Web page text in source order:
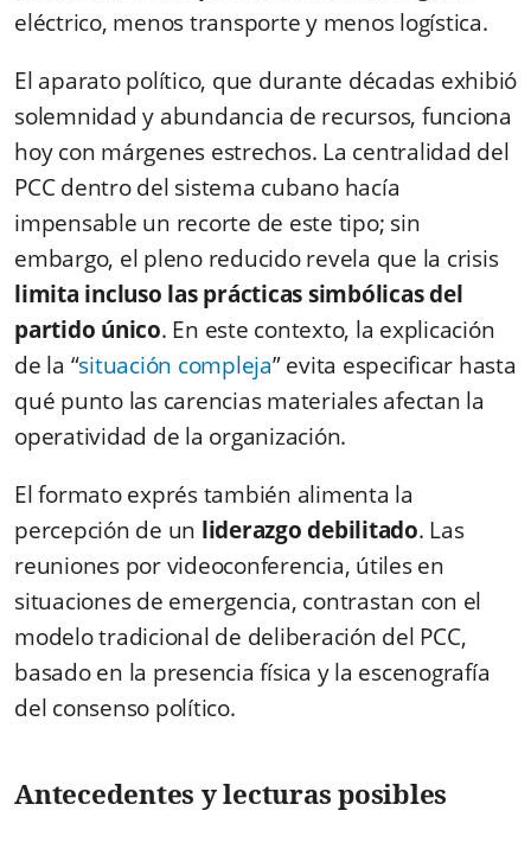
eléctrico, menos transporte y menos logística.
El aparato político, que durante décadas exhibió
solemnidad y abundancia de recursos, funciona
hoy con márgenes estrechos. La centralidad del
PCC dentro del sistema cubano hacía
impensable un recorte de este tipo; sin
embargo, el pleno reducido revela que la crisis
limita incluso las prácticas simbólicas del
partido único. En este contexto, la explicación
de la “situación compleja” evita especificar hasta
qué punto las carencias materiales afectan la
operatividad de la organización.
El formato exprés también alimenta la
percepción de un liderazgo debilitado. Las
reuniones por videoconferencia, útiles en
situaciones de emergencia, contrastan con el
modelo tradicional de deliberación del PCC,
basado en la presencia física y la escenografía
del consenso político.
Antecedentes y lecturas posibles